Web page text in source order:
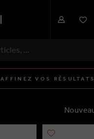
AFFINEZ VOS RÉSULTATS
TRIER